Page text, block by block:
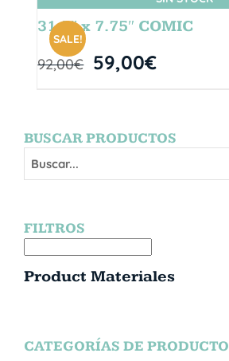
SALE!
31.5″ x 7.75″ COMIC
92,00€ 59,00€
BUSCAR PRODUCTOS
FILTROS
Product Materiales
CATEGORÍAS DE PRODUCTO